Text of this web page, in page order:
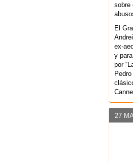
sobre
El
ex-
y
por
27